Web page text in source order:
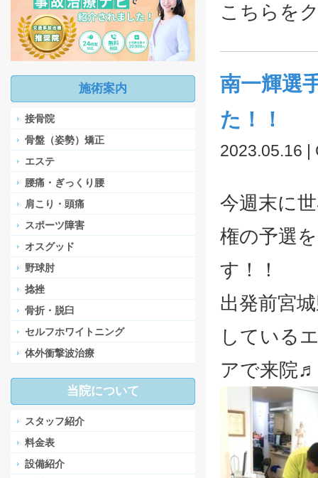
こちらを
南一輝選
た！！
2023.05.16
今週末に
権の予選
す！！
出発前宮
している
アで来院♬
施術案内
接骨院
骨盤（姿勢）矯正
エステ
腰痛・ぎっくり腰
肩こり・頭痛
スポーツ障害
オスグッド
野球肘
捻挫
骨折・脱臼
セルフホワイトニング
体外衝撃波治療
当院について
スタッフ紹介
料金表
設備紹介